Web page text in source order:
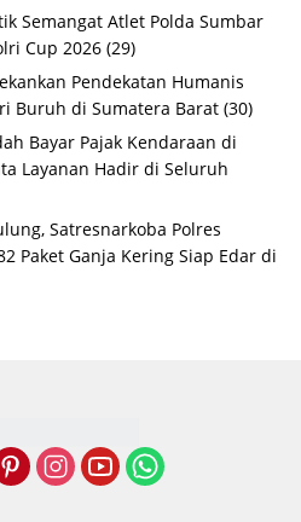
Semangat Atlet Polda Sumbar
Cup 2026 (29)
Pendekatan Humanis
Buruh di Sumatera Barat (30)
Bayar Pajak Kendaraan di
Layanan Hadir di Seluruh
Satresnarkoba Polres
Paket Ganja Kering Siap Edar di